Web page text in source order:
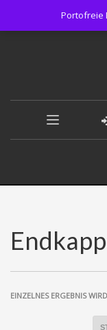
EINZELNES ERGEBNIS
Portofreie